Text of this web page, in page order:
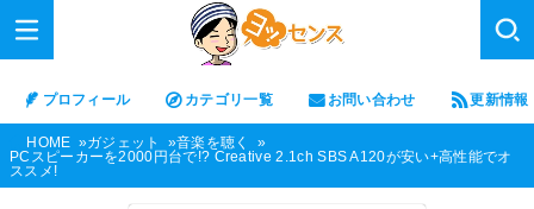
プロフィール カテゴリ一覧 お問い合わせ 更新情報
HOME ガジェット
音楽を聴く
PCスピーカーを2000円台で!? Creative 2.1ch SBS A120が安い+高性能でオ
ススメ!